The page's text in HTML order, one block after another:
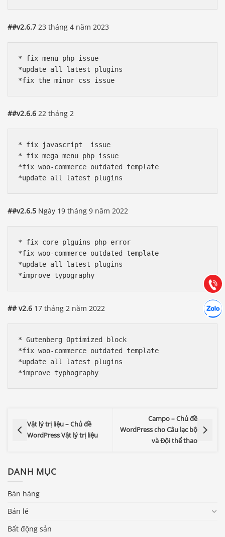
##v2.6.7 23 tháng 4 năm 2023
* fix menu php issue
*update all latest plugins
##v2.6.6 22 tháng 2
* fix javascript  issue
* fix mega menu php issue
*fix woo-commerce outdated template
##v2.6.5 Ngày 19 tháng 9 năm 2022
* fix core plguins php error
*fix woo-commerce outdated template
*update all latest plugins
## v2.6 17 tháng 2 năm 2022
* Gutenberg Optimized block
*fix woo-commerce outdated template
*update all latest plugins
Vật lý trị liệu – Chủ đề
WordPress Vật lý trị liệu
Campo – Chủ đề
WordPress cho Câu lạc bộ
và Đội thể thao
DANH MỤC
Bán hàng
Bán lẻ
Bất động sản
Gọi
(028) 22.166.144
Chát